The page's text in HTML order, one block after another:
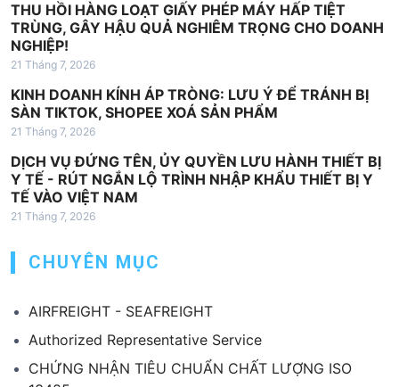
THU HỒI HÀNG LOẠT GIẤY PHÉP MÁY HẤP TIỆT
TRÙNG, GÂY HẬU QUẢ NGHIÊM TRỌNG CHO DOANH
NGHIỆP!
21 Tháng 7, 2026
KINH DOANH KÍNH ÁP TRÒNG: LƯU Ý ĐỂ TRÁNH BỊ
SÀN TIKTOK, SHOPEE XOÁ SẢN PHẨM
21 Tháng 7, 2026
DỊCH VỤ ĐỨNG TÊN, ỦY QUYỀN LƯU HÀNH THIẾT BỊ
Y TẾ - RÚT NGẮN LỘ TRÌNH NHẬP KHẨU THIẾT BỊ Y
TẾ VÀO VIỆT NAM
21 Tháng 7, 2026
CHUYÊN MỤC
AIRFREIGHT - SEAFREIGHT
Authorized Representative Service
CHỨNG NHẬN TIÊU CHUẨN CHẤT LƯỢNG ISO